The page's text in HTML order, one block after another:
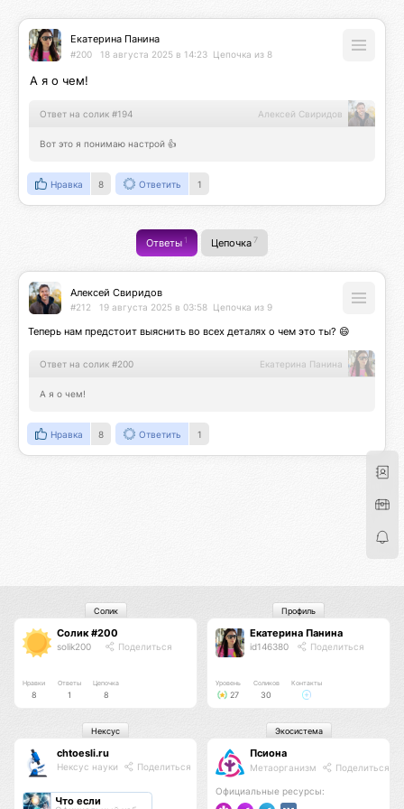
Екатерина Панина
#200 18 августа 2025 в 14:23 Цепочка из 8
А я о чем!
Ответ на солик #194 Алексей Свиридов
Вот это я понимаю настрой 👍
Нравка 8 Ответить 1
Ответы1 Цепочка 7
Алексей Свиридов
#212 19 августа 2025 в 03:58 Цепочка из 9
Теперь нам предстоит выяснить во всех деталях о чем это ты? 😄
Ответ на солик #200 Екатерина Панина
А я о чем!
Нравка 8 Ответить 1
Солик #200
solik200 Поделиться
Нравки
8
Ответы
1
Цепочка
8
Солик
Екатерина Панина
id146380 Поделиться
Уровень
27
Соликов
30
Контакты
Профиль
chtoesli.ru
Нексус науки Поделиться
Что если
Нексус
Псиона
Метаорганизм Поделиться
Официальные ресурсы:
Экосистема